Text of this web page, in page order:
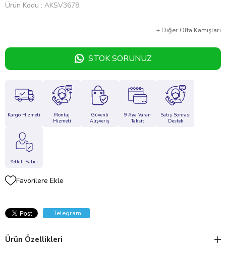
Ürün Kodu AKSV3678
+ Diğer Olta Kamışları
STOK SORUNUZ
Kargo Hizmeti
Montaj
Hizmeti
Güvenli
Alışveriş
9 Aya Varan
Taksit
Satış Sonrası
Destek
Yetkili Satıcı
Favorilere Ekle
Telegram
Ürün Özellikleri